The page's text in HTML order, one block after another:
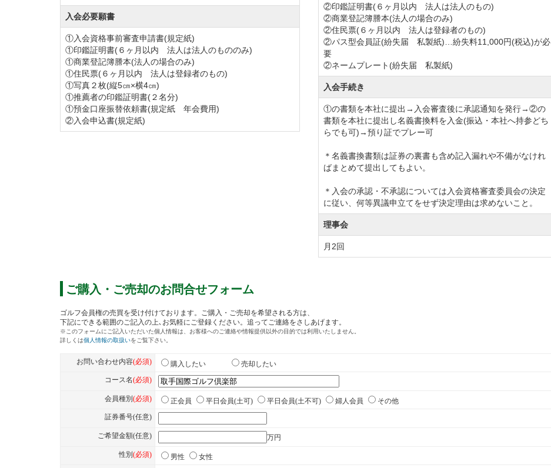
その他のサービスとして、フェアウェイへ乗り入れがフリーな一人用の乗用カートも使用でき、体力に自信の
ない方やシニアゴルファーに好評です。
取手国際ゴルフ倶楽部のクラブハウスは名門コースならではの風格が漂う松林に囲まれた美しい建物です。
館内の設備はロッカーやジャグジー付きの広々とした浴室、美味しい食事が楽しめるレストランなどゆとりの
あるスペースを確保しております。
女性ゴルファー専用の空間、レディースコーナーには落ち着いて歓談できる談話室やアメニティ豊富なパウダ
ールームも備えているので心地よい時間を過ごすことができます。
取手国際ゴルフ倶楽部は茨城県内で指折りの歴史あるメンバーシップコースです。
首都圏からも日帰りでのラウンドが気軽に楽しめる立地条件とクオリティの高いコース整備、戦略的なコース
レイアウトのためビギナー、アベレージ、アスリートゴルファーまで飽きずにラウンドできます。
また充実した設備を備えたクラブハウスとスタッフの心づくしのサービスでゆとりあるクラブライフが過ごせ
取手国際ゴルフ倶楽部のゴルフ会員権の購入や売却・相場情報をご希望の方やホームコースをご検討中の方も
平成２６年８月１日～平成２７年１０月下旬（予定）まで、東コースのベント１グリーン化工事実施に伴い東
コースは全面クローズ、西コースのみの営業となります。
酷暑で痛みの激しかった西コースのベントグリーンの芝種を転換する改修工事を終了し、ベントグリーンを
「鳥取県コーライ芝」へ全面更新。これにより「コーライ２グリーン」体制へと生まれ変わりました。
◆周辺ゴルフ場
「筑波カントリークラブ」 「茨城ゴルフ倶楽部」
「常総カントリー倶楽部」
入会必要願書
①入会資格事前審査申請書(規定紙)
①印鑑証明書(６ヶ月以内 法人は法人のもののみ)
①商業登記簿謄本(法人の場合のみ)
①住民票(６ヶ月以内 法人は登録者のもの)
①写真２枚(縦5㎝×横4㎝)
①推薦者の印鑑証明書(２名分)
①預金口座振替依頼書(規定紙 年会費用)
②入会申込書(規定紙)
②印鑑証明書(６ヶ月以内 法人は法人のもの)
②商業登記簿謄本(法人の場合のみ)
②住民票(６ヶ月以内 法人は登録者のもの)
②パス型会員証(紛失届 私製紙)…紛失料11,000円(税込)が必
要
②ネームプレート(紛失届 私製紙)
入会手続き
①の書類を本社に提出→入会審査後に承認通知を発行→②の
書類を本社に提出し名義書換料を入金(振込・本社へ持参どち
らでも可)→預り証でプレー可
＊名義書換書類は証券の裏書も含め記入漏れや不備がなけれ
ばまとめて提出してもよい。
＊入会の承認・不承認については入会資格審査委員会の決定
に従い、何等異議申立てをせず決定理由は求めないこと。
理事会
月2回
ご購入・ご売却のお問合せフォーム